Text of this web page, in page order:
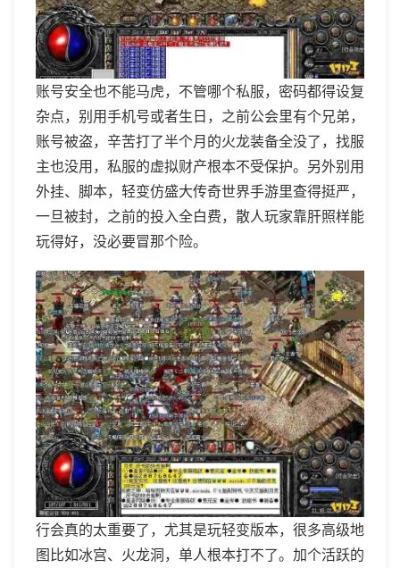
账号安全也不能马虎，不管哪个私服，密码都得设复
杂点，别用手机号或者生日，之前公会里有个兄弟，
账号被盗，辛苦打了半个月的火龙装备全没了，找服
主也没用，私服的虚拟财产根本不受保护。另外别用
外挂、脚本，轻变仿盛大传奇世界手游里查得挺严，
一旦被封，之前的投入全白费，散人玩家靠肝照样能
玩得好，没必要冒那个险。
行会真的太重要了，尤其是玩轻变版本，很多高级地
图比如冰宫、火龙洞，单人根本打不了。加个活跃的